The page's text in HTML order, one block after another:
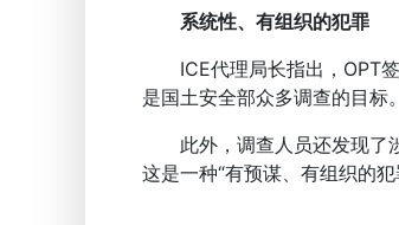
系统性、有组织的犯罪
ICE代理局长指出，OPT签
是国土安全部众多调查的目标。
此外，调查人员还发现了涉
这是一种“有预谋、有组织的犯